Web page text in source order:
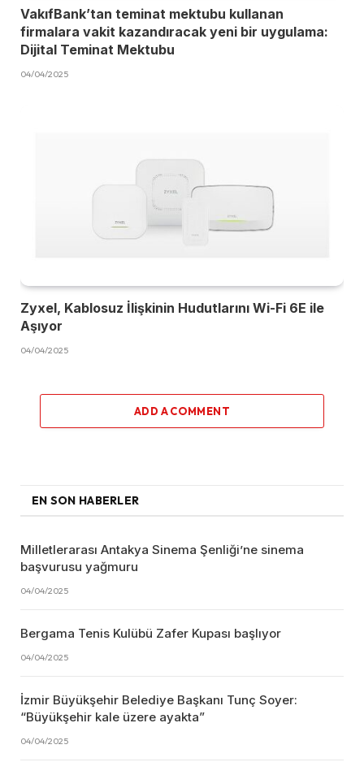
VakıfBank’tan teminat mektubu kullanan
firmalara vakit kazandıracak yeni bir uygulama:
Dijital Teminat Mektubu
04/04/2025
Zyxel, Kablosuz İlişkinin Hudutlarını Wi-Fi 6E ile
Aşıyor
04/04/2025
ADD A COMMENT
EN SON HABERLER
Milletlerarası Antakya Sinema Şenliği’ne sinema
başvurusu yağmuru
04/04/2025
Bergama Tenis Kulübü Zafer Kupası başlıyor
04/04/2025
İzmir Büyükşehir Belediye Başkanı Tunç Soyer:
“Büyükşehir kale üzere ayakta”
04/04/2025